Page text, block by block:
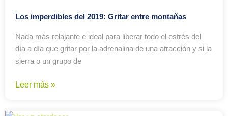
Los imperdibles del 2019: Gritar entre montañas
Nada más relajante e ideal para liberar todo el estrés del
día a día que gritar por la adrenalina de una atracción y si la
sierra o un grupo de
Leer más »